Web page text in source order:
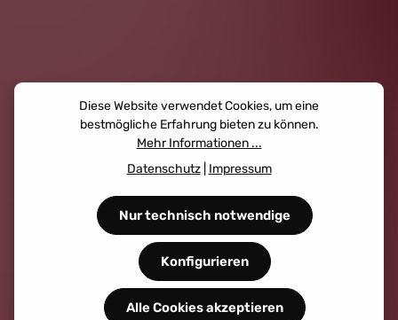
Diese Website verwendet Cookies, um eine
bestmögliche Erfahrung bieten zu können.
Mehr Informationen ...
Datenschutz| Impressum
Nur technisch notwendige
Konfigurieren
Alle Cookies akzeptieren